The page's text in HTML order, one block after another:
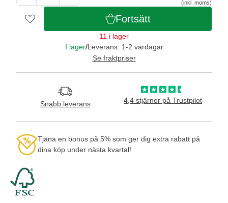
(inkl. moms)
Fortsätt
11 i lager
I lager/Leverans: 1-2 vardagar
Se fraktpriser
Snabb leverans 4,4 stjärnor på Trustpilot
Tjäna en bonus på 5% som ger dig extra rabatt på
dina köp under nästa kvartal!